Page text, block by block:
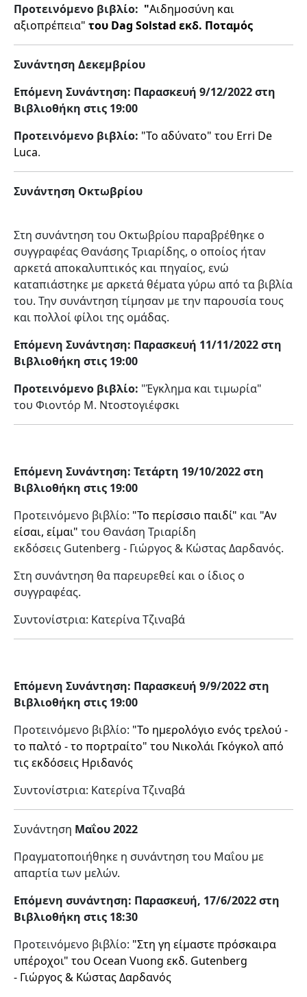
Προτεινόμενο βιβλίο: "Αιδημοσύνη και
αξιοπρέπεια" του Dag Solstad εκδ. Ποταμός
Συνάντηση Δεκεμβρίου
Επόμενη Συνάντηση: Παρασκευή 9/12/2022 στη
Βιβλιοθήκη στις 19:00
Προτεινόμενο βιβλίο: "Το αδύνατο" του Erri De
Luca.
Συνάντηση Οκτωβρίου
Στη συνάντηση του Οκτωβρίου παραβρέθηκε ο
συγγραφέας Θανάσης Τριαρίδης, ο οποίος ήταν
αρκετά αποκαλυπτικός και πηγαίος, ενώ
καταπιάστηκε με αρκετά θέματα γύρω από τα βιβλία
του. Την συνάντηση τίμησαν με την παρουσία τους
και πολλοί φίλοι της ομάδας.
Επόμενη Συνάντηση: Παρασκευή 11/11/2022 στη
Βιβλιοθήκη στις 19:00
Προτεινόμενο βιβλίο: "Έγκλημα και τιμωρία"
του Φιοντόρ Μ. Ντοστογιέφσκι
Επόμενη Συνάντηση: Τετάρτη 19/10/2022 στη
Βιβλιοθήκη στις 19:00
Προτεινόμενο βιβλίο: "Το περίσσιο παιδί" και "Αν
είσαι, είμαι" του Θανάση Τριαρίδη
εκδόσεις Gutenberg - Γιώργος & Κώστας Δαρδανός.
Στη συνάντηση θα παρευρεθεί και ο ίδιος ο
συγγραφέας.
Συντονίστρια: Κατερίνα Τζιναβά
Επόμενη Συνάντηση: Παρασκευή 9/9/2022 στη
Βιβλιοθήκη στις 19:00
Προτεινόμενο βιβλίο: "Το ημερολόγιο ενός τρελού -
το παλτό - το πορτραίτο" του Νικολάι Γκόγκολ από
τις εκδόσεις Ηριδανός
Συντονίστρια: Κατερίνα Τζιναβά
Συνάντηση Μαΐου 2022
Πραγματοποιήθηκε η συνάντηση του Μαΐου με
απαρτία των μελών.
Επόμενη συνάντηση: Παρασκευή, 17/6/2022 στη
Βιβλιοθήκη στις 18:30
Προτεινόμενο βιβλίο: "Στη γη είμαστε πρόσκαιρα
υπέροχοι" του Ocean Vuong εκδ. Gutenberg
- Γιώργος & Κώστας Δαρδανός